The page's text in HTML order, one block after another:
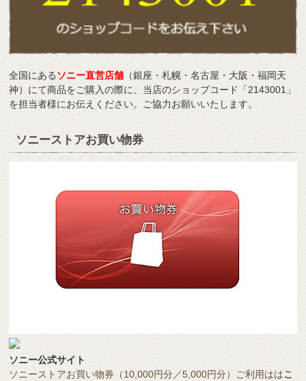
全国にあるソニー直営店舗 （銀座・札幌・名古屋・大阪・福岡天
神）にて商品をご購入の際に、当店のショップコード「2143001」
を担当者様にお伝えください。ご協力お願いいたします。
ソニーストアお買い物券
ソニー公式サイト
ソニーストアお買い物券（10,000円分／5,000円分）ご利用ははこ